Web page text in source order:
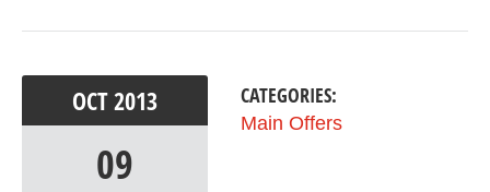
OCT2013
09
CATEGORIES:
Main Offers